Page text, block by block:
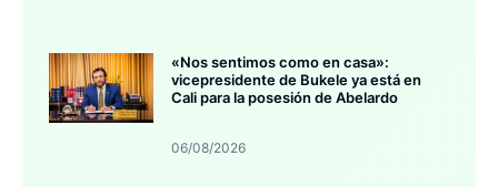
«Nos sentimos como en casa»:
vicepresidente de Bukele ya está en
Cali para la posesión de Abelardo
06/08/2026